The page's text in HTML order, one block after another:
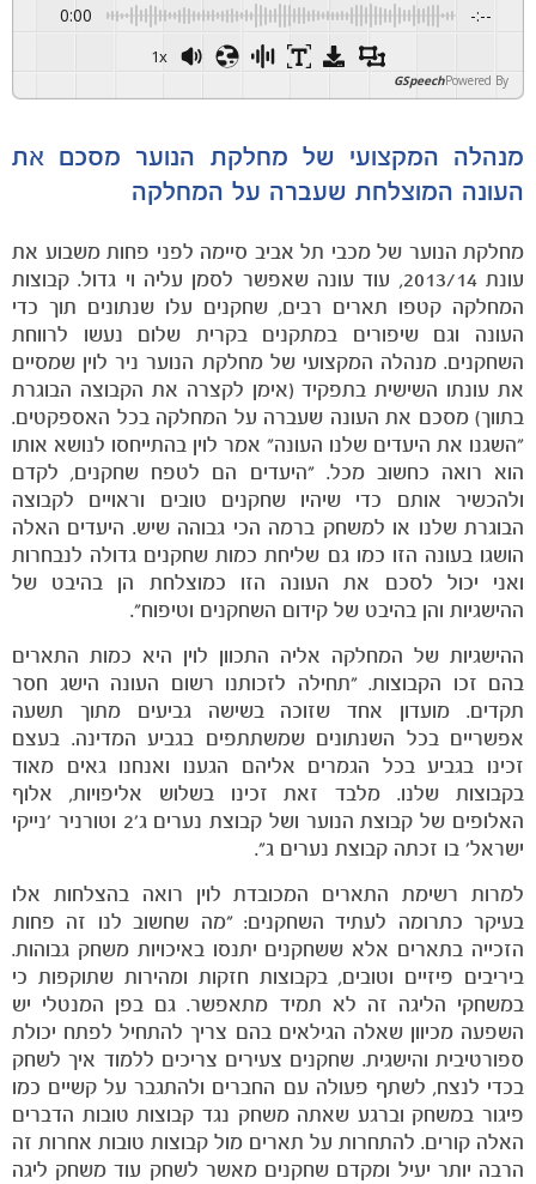
הקבוצות
0:00 -:--
1x
Powered By
GSpeech
מנהלה המקצועי של מחלקת הנוער מסכם את
העונה המוצלחת שעברה על המחלקה
מחלקת הנוער של מכבי תל אביב סיימה לפני פחות משבוע את
עונת 2013/14, עוד עונה שאפשר לסמן עליה וי גדול. קבוצות
המחלקה קטפו תארים רבים, שחקנים עלו שנתונים תוך כדי
העונה וגם שיפורים במתקנים בקרית שלום נעשו לרווחת
השחקנים. מנהלה המקצועי של מחלקת הנוער ניר לוין שמסיים
את עונתו השישית בתפקיד (אימן לקצרה את הקבוצה הבוגרת
בתווך) מסכם את העונה שעברה על המחלקה בכל האספקטים.
"השגנו את היעדים שלנו העונה" אמר לוין בהתייחסו לנושא אותו
הוא רואה כחשוב מכל. "היעדים הם לטפח שחקנים, לקדם
ולהכשיר אותם כדי שיהיו שחקנים טובים וראויים לקבוצה
הבוגרת שלנו או למשחק ברמה הכי גבוהה שיש. היעדים האלה
הושגו בעונה הזו כמו גם שליחת כמות שחקנים גדולה לנבחרות
ואני יכול לסכם את העונה הזו כמוצלחת הן בהיבט של
ההישגיות והן בהיבט של קידום השחקנים וטיפוח".
ההישגיות של המחלקה אליה התכוון לוין היא כמות התארים
בהם זכו הקבוצות. "תחילה לזכותנו רשום העונה הישג חסר
תקדים. מועדון אחד שזוכה בשישה גביעים מתוך תשעה
אפשריים בכל השנתונים שמשתתפים בגביע המדינה. בעצם
זכינו בגביע בכל הגמרים אליהם הגענו ואנחנו גאים מאוד
בקבוצות שלנו. מלבד זאת זכינו בשלוש אליפויות, אלוף
האלופים של קבוצת הנוער ושל קבוצת נערים ג'2 וטורניר 'נייקי
ישראל' בו זכתה קבוצת נערים ג".
למרות רשימת התארים המכובדת לוין רואה בהצלחות אלו
בעיקר כתרומה לעתיד השחקנים: "מה שחשוב לנו זה פחות
הזכייה בתארים אלא ששחקנים יתנסו באיכויות משחק גבוהות.
ביריבים פיזיים וטובים, בקבוצות חזקות ומהירות שתוקפות כי
במשחקי הליגה זה לא תמיד מתאפשר. גם בפן המנטלי יש
השפעה מכיוון שאלה הגילאים בהם צריך להתחיל לפתח יכולת
ספורטיבית והישגית. שחקנים צעירים צריכים ללמוד איך לשחק
בכדי לנצח, לשתף פעולה עם החברים ולהתגבר על קשיים כמו
פיגור במשחק וברגע שאתה משחק נגד קבוצות טובות הדברים
האלה קורים. להתחרות על תארים מול קבוצות טובות אחרות זה
הרבה יותר יעיל ומקדם שחקנים מאשר לשחק עוד משחק ליגה